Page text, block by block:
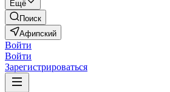
Ещё
Поиск
Афипский
Войти
Войти
Зарегистрироваться